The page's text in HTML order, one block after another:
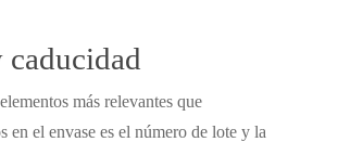
más relevantes que
en el envase es el número de lote y la